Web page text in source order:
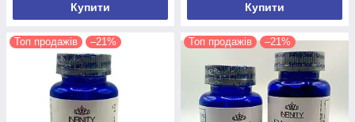
Купити Купити
Топ продажів –21% Топ продажів –21%